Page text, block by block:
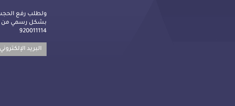
ولطلب رفع
بشكل رسمي من
920011114
البريد